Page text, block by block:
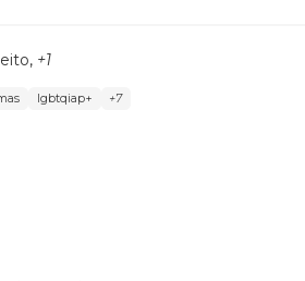
, +1
lgbtqiap+ +7